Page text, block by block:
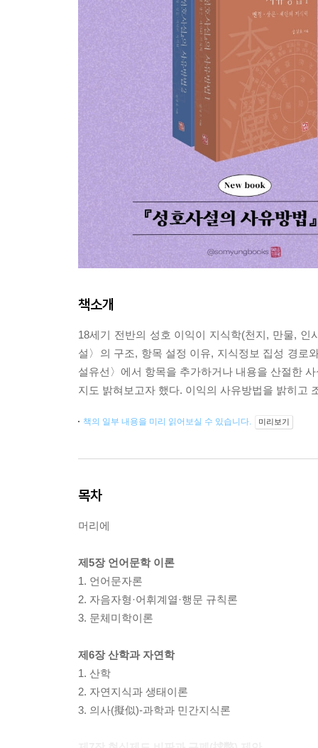
책소개
18세기 전반의 성호 이익이 지식학(천지, 만물,
설〉의 구조, 항목 설정 이유, 지식정보 집성 경로
설유선〉에서 항목을 추가하거나 내용을 산절한
지도 밝혀보고자 했다. 이익의 사유방법을 밝히고
책의 일부 내용을 미리 읽어보실 수 있습니다. 미리보기
목차
머리에
제5장 언어문학 이론
1. 언어문자론
2. 자음자형·어휘계열·행문 규칙론
3. 문체미학이론
제6장 산학과 자연학
1. 산학
2. 자연지식과 생태이론
3. 의사(擬似)-과학과 민간지식론